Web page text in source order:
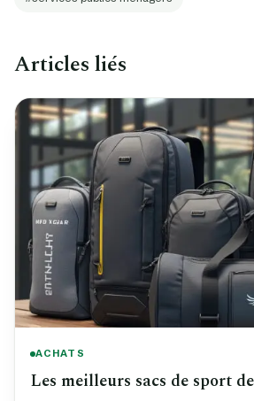
Articles liés
ACHATS
Les meilleurs sacs de sport